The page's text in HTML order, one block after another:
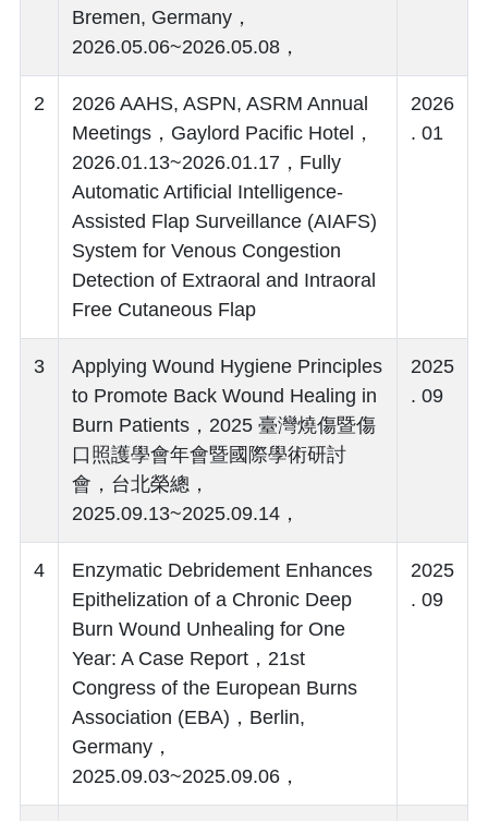
Bremen, Germany，
2026.05.06~2026.05.08，
2
2026 AAHS, ASPN, ASRM Annual
Meetings，Gaylord Pacific Hotel，
2026.01.13~2026.01.17，Fully
Automatic Artificial Intelligence-
Assisted Flap Surveillance (AIAFS)
System for Venous Congestion
Detection of Extraoral and Intraoral
Free Cutaneous Flap
2026
. 01
3
Applying Wound Hygiene Principles
to Promote Back Wound Healing in
Burn Patients，2025 臺灣燒傷暨傷
口照護學會年會暨國際學術研討
會，台北榮總，
2025.09.13~2025.09.14，
2025
. 09
4
Enzymatic Debridement Enhances
Epithelization of a Chronic Deep
Burn Wound Unhealing for One
Year: A Case Report，21st
Congress of the European Burns
Association (EBA)，Berlin,
Germany，
2025.09.03~2025.09.06，
2025
. 09